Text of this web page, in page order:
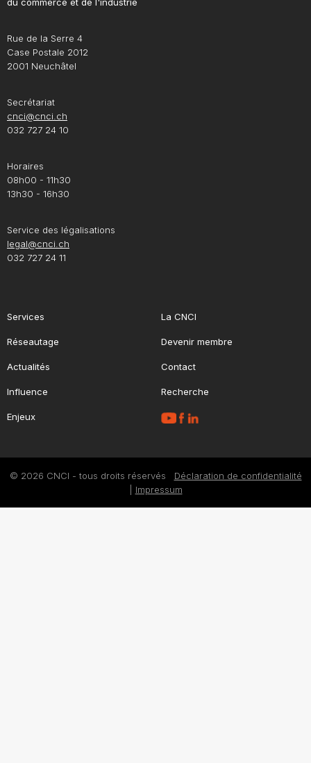
Rue de la Serre 4
Case Postale 2012
2001 Neuchâtel
Secrétariat
cnci@cnci.ch
032 727 24 10
Horaires
08h00 - 11h30
13h30 - 16h30
Service des légalisations
legal@cnci.ch
032 727 24 11
Services
Réseautage
Actualités
Influence
Enjeux
La CNCI
Devenir membre
Contact
Recherche
© 2026 CNCI - tous droits réservés Déclaration de confidentialité
Impressum